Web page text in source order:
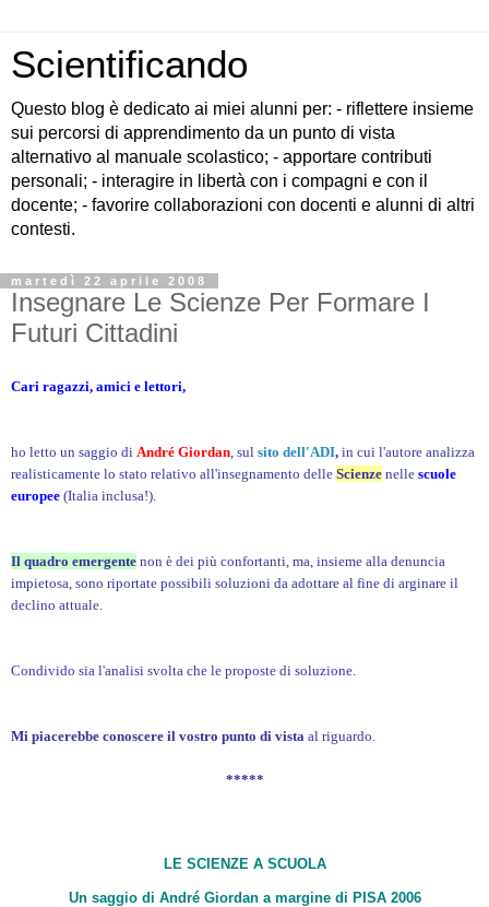
Scientificando
Questo blog è dedicato ai miei alunni per: - riflettere insieme
sui percorsi di apprendimento da un punto di vista
alternativo al manuale scolastico; - apportare contributi
personali; - interagire in libertà con i compagni e con il
docente; - favorire collaborazioni con docenti e alunni di altri
contesti.
martedì 22 aprile 2008
Insegnare Le Scienze Per Formare I
Futuri Cittadini
Cari ragazzi, amici e lettori,
ho letto un saggio di André Giordan , sul sito dell'ADI, in cui l'autore analizza
realisticamente lo stato relativo all'insegnamento delle Scienze nelle scuole
europee (Italia inclusa!).
Il quadro emergente non è dei più confortanti, ma, insieme alla denuncia
impietosa, sono riportate possibili soluzioni da adottare al fine di arginare il
declino attuale.
Condivido sia l'analisi svolta che le proposte di soluzione.
Mi piacerebbe conoscere il vostro punto di vista al riguardo.
*****
LE SCIENZE A SCUOLA
Un saggio di André Giordan a margine di PISA 2006